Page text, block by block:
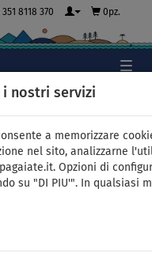
i nostri servizi
a memorizzare
nel sito, analizzarne
Opzioni di
su "DI PIU'". In qualsiasi
351 8118 370 0pz.
10'4 -